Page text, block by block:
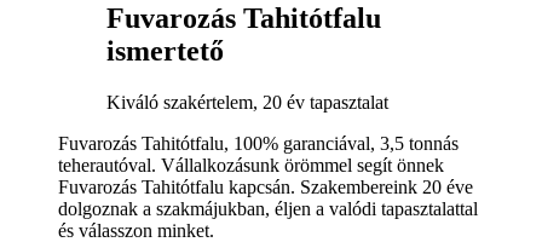
Fuvarozás Tahitótfalu
ismertető
Kiváló szakértelem, 20 év tapasztalat
Fuvarozás Tahitótfalu, 100% garanciával, 3,5 tonnás
teherautóval. Vállalkozásunk örömmel segít önnek
Fuvarozás Tahitótfalu kapcsán. Szakembereink 20 éve
dolgoznak a szakmájukban, éljen a valódi tapasztalattal
és válasszon minket.